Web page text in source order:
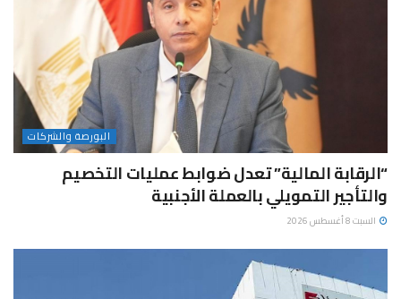
البورصة والشركات
“الرقابة المالية” تعدل ضوابط عمليات التخصيم
والتأجير التمويلي بالعملة الأجنبية
السبت 8 أغسطس 2026